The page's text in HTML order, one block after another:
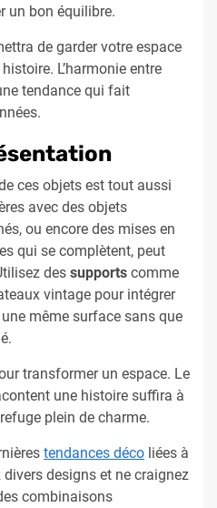
un bon équilibre.
de garder votre espace
L’harmonie entre
tendance qui fait
ces objets est tout aussi
avec des objets
ou encore des mises en
qui se complètent, peut
des supports comme
vintage pour intégrer
même surface sans que
transformer un espace. Le
une histoire suffira à
plein de charme.
tendances déco liées à
divers designs et ne craignez
combinaisons